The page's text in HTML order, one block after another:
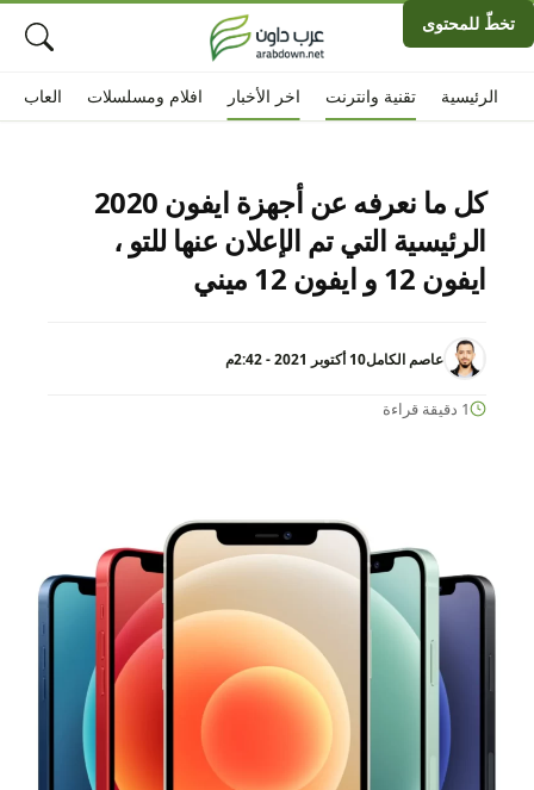
تخطّ للمحتوى
الرئيسية افلام ومسلسلات تقنية وانترنت العاب اخر الأخبار
كل ما نعرفه عن أجهزة ايفون 2020
الرئيسية التي تم الإعلان عنها للتو ،
ايفون 12 و ايفون 12 ميني
عاصم الكامل10 أكتوبر 2021 - 2:42م
1 دقيقة قراءة